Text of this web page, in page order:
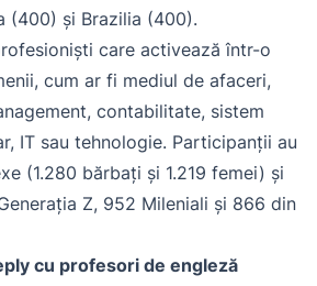
(400) și Brazilia (400).
care activează într-o
cum ar fi mediul de afaceri,
contabilitate, sistem
IT sau tehnologie. Participanții au
(1.280 bărbați și 1.219 femei) și
Z, 952 Mileniali și 866 din
cu profesori de engleză